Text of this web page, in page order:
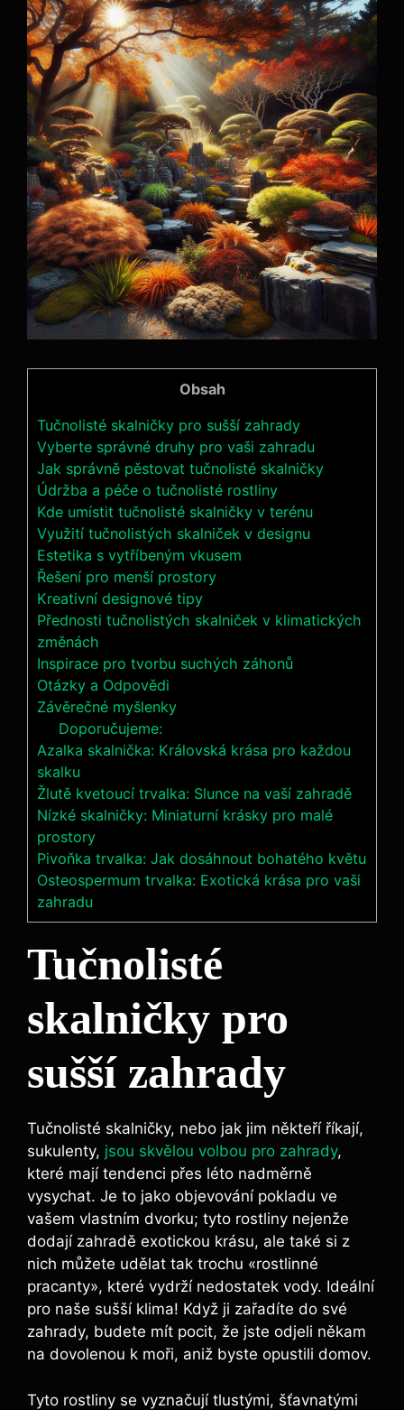
Obsah
Tučnolisté skalničky pro sušší zahrady
Vyberte správné druhy pro vaši zahradu
Jak správně pěstovat tučnolisté skalničky
Údržba a péče o tučnolisté rostliny
Kde umístit tučnolisté skalničky v terénu
Využití tučnolistých skalniček v designu
Estetika s vytříbeným vkusem
Řešení pro menší prostory
Kreativní designové tipy
Přednosti tučnolistých skalniček v klimatických
změnách
Inspirace pro tvorbu suchých záhonů
Otázky a Odpovědi
Závěrečné myšlenky
Doporučujeme:
Azalka skalnička: Královská krása pro každou
skalku
Žlutě kvetoucí trvalka: Slunce na vaší zahradě
Nízké skalničky: Miniaturní krásky pro malé
prostory
Pivoňka trvalka: Jak dosáhnout bohatého květu
Osteospermum trvalka: Exotická krása pro vaši
zahradu
Tučnolisté
skalničky pro
sušší zahrady
Tučnolisté skalničky, nebo jak jim někteří říkají,
sukulenty, jsou skvělou volbou pro zahrady,
které mají tendenci přes léto nadměrně
vysychat. Je to jako objevování pokladu ve
vašem vlastním dvorku; tyto rostliny nejenže
dodají zahradě exotickou krásu, ale také si z
nich můžete udělat tak trochu «rostlinné
pracanty», které vydrží nedostatek vody. Ideální
pro naše sušší klima! Když ji zařadíte do své
zahrady, budete mít pocit, že jste odjeli někam
na dovolenou k moři, aniž byste opustili domov.
Tyto rostliny se vyznačují tlustými, šťavnatými